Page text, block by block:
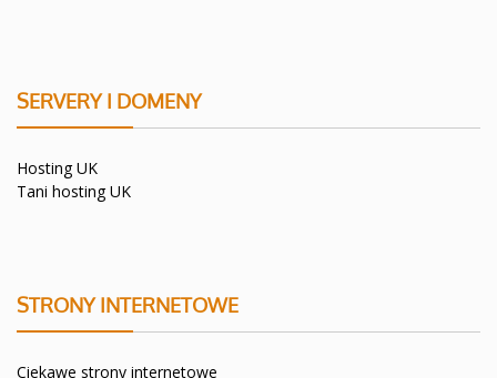
SERVERY I DOMENY
Hosting UK
Tani hosting UK
STRONY INTERNETOWE
Ciekawe strony internetowe